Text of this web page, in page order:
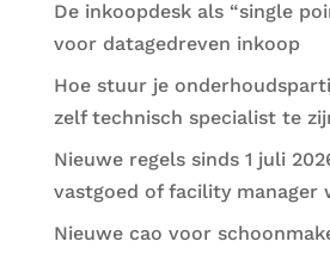
De inkoopdesk als “single
voor datagedreven inkoop
Hoe stuur je
zelf technisch specialist te
Nieuwe regels sinds 1 juli
vastgoed of facility manager
Nieuwe cao voor